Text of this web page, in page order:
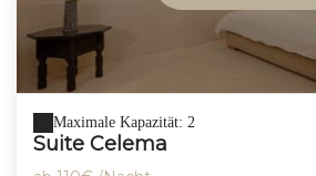
Maximale Kapazität: 2
Suite Celema